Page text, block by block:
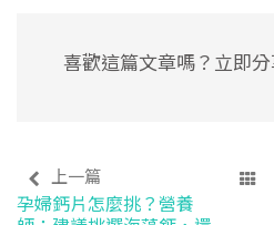
喜歡這篇文章嗎？立即分
上一篇
孕婦鈣片怎麼挑？營養